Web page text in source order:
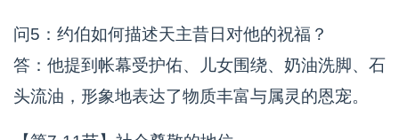
问5：约伯如何描述天主昔日对他的祝福？
答：他提到帐幕受护佑、儿女围绕、奶油洗脚、石
头流油，形象地表达了物质丰富与属灵的恩宠。